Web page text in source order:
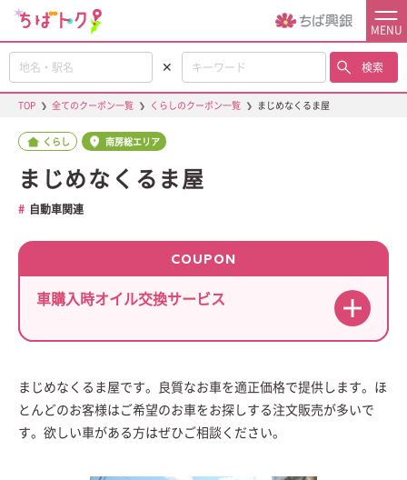
MENU
✕ 検索
TOP ❯ 全てのクーポン一覧 ❯ くらしのクーポン一覧 ❯ まじめなくるま屋
くらし 南房総エリア
まじめなくるま屋
自動車関連
COUPON
車購入時オイル交換サービス
まじめなくるま屋です。良質なお車を適正価格で提供します。ほ
とんどのお客様はご希望のお車をお探しする注文販売が多いで
す。欲しい車がある方はぜひご相談ください。